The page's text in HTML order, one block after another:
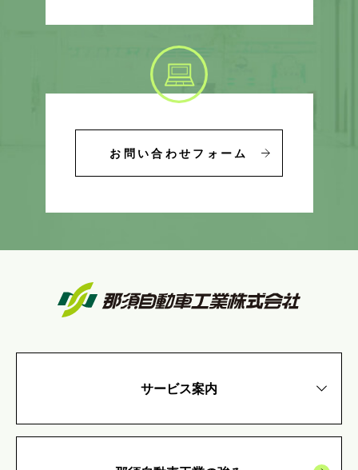
お問い合わせフォーム
サービス案内